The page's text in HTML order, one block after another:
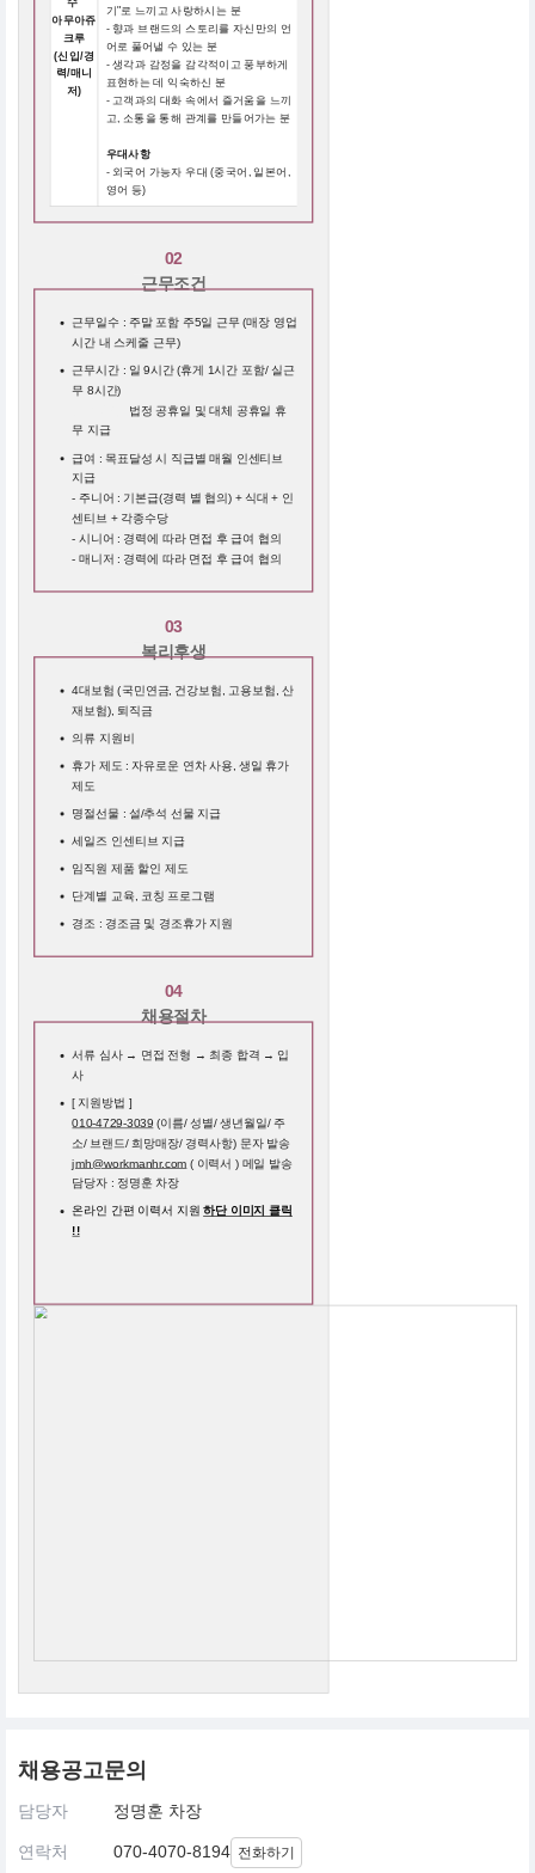
아무아쥬
크루
(신입/경
력/매니
저)
기"로 느끼고 사랑하시는 분
- 향과 브랜드의 스토리를 자신만의 언
어로 풀어낼 수 있는 분
- 생각과 감정을 감각적이고 풍부하게
표현하는 데 익숙하신 분
- 고객과의 대화 속에서 즐거움을 느끼
고, 소통을 통해 관계를 만들어가는 분
우대사항
- 외국어 가능자 우대 (중국어, 일본어,
영어 등)
02
근무조건
근무일수 : 주말 포함 주5일 근무 (매장 영업
시간 내 스케줄 근무)
근무시간 : 일 9시간 (휴게 1시간 포함/ 실근
무 8시간)
법정 공휴일 및 대체 공휴일 휴
무 지급
급여 : 목표달성 시 직급별 매월 인센티브
지급
- 주니어 : 기본급(경력 별 협의) + 식대 + 인
센티브 + 각종수당
- 시니어 : 경력에 따라 면접 후 급여 협의
- 매니저 : 경력에 따라 면접 후 급여 협의
03
복리후생
4대보험 (국민연금, 건강보험, 고용보험, 산
재보험), 퇴직금
의류 지원비
휴가 제도 : 자유로운 연차 사용, 생일 휴가
제도
명절선물 : 설/추석 선물 지급
세일즈 인센티브 지급
임직원 제품 할인 제도
단계별 교육, 코칭 프로그램
경조 : 경조금 및 경조휴가 지원
04
채용절차
서류 심사 → 면접 전형 → 최종 합격 → 입
사
[ 지원방법 ]
010-4729-3039 (이름/ 성별/ 생년월일/ 주
소/ 브랜드/ 희망매장/ 경력사항) 문자 발송
jmh@workmanhr.com ( 이력서 ) 메일 발송
담당자 : 정명훈 차장
온라인 간편 이력서 지원하단 이미지 클릭
!!
채용공고문의
담당자 정명훈 차장
연락처 070-4070-8194 전화하기